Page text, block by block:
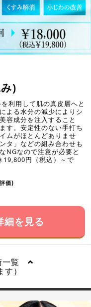
)
利用して肌の真皮層へと
よる水分の減少によりシ
容成分を注入すること
す。安定性のない手打ち
ムがほとんどありませ
タ」などの組み合わせも
NGなので注意が必要と
19,800円（税込）～で
価)
細を見る
一覧
）